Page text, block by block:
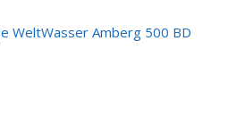
WeltWasser Amberg 500 BD